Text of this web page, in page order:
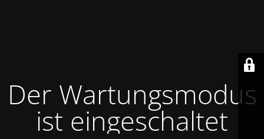
Der Wartungsmodus
ist eingeschaltet